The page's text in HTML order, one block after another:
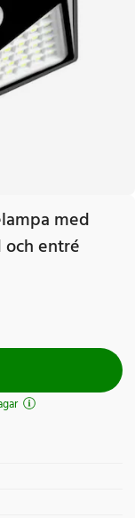
med
entré